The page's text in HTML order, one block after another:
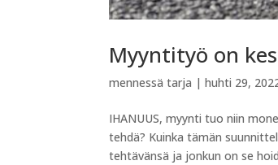
Myyntityö on
mennessätarja |huhti 29,
IHANUUS, myynti tuo niin
tehdä? Kuinka tämän
tehtävänsä ja jonkun on se